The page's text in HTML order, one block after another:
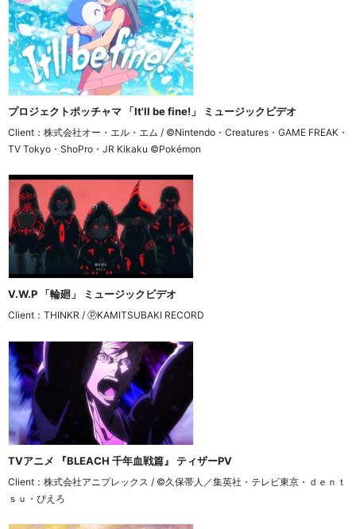
プロジェクトポッチャマ 「It'll be fine!」 ミュージックビデオ
Client：株式会社オー・エル・エム / ©Nintendo・Creatures・GAME FREAK・
TV Tokyo・ShoPro・JR Kikaku ©Pokémon
V.W.P 「輪廻」 ミュージックビデオ
Client：THINKR / ⓟKAMITSUBAKI RECORD
TVアニメ 『BLEACH 千年血戦篇』 ティザーPV
Client：株式会社アニプレックス / ©久保帯人／集英社・テレビ東京・ｄｅｎｔ
ｓｕ・ぴえろ